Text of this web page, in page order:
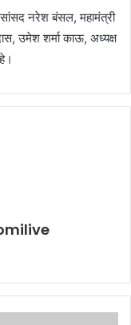
नरेश बंसल, महामंत्री
उमेश शर्मा काऊ, अध्यक्ष